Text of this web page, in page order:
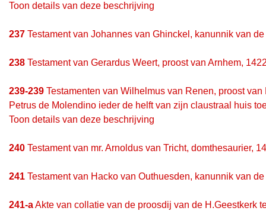
Toon details van deze beschrijving
237 Testament van Johannes van Ghinckel, kanunnik van
238 Testament van Gerardus Weert, proost van Arnhem,
239-239 Testamenten van Wilhelmus van Renen, proost
Petrus de Molendino ieder de helft van zijn claustraal huis
Toon details van deze beschrijving
240 Testament van mr. Arnoldus van Tricht, domthesaurier,
241 Testament van Hacko van Outhuesden, kanunnik van
241-aAkte van collatie van de proosdij van de H.Geestkerk